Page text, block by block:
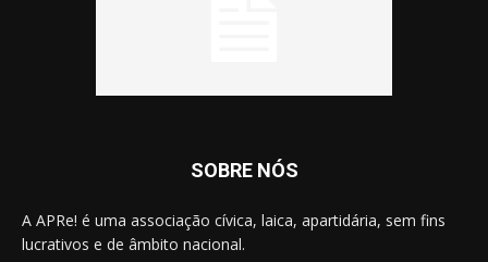
SOBRE NÓS
A APRe! é uma associação cívica, laica, apartidária, sem fins
lucrativos e de âmbito nacional.